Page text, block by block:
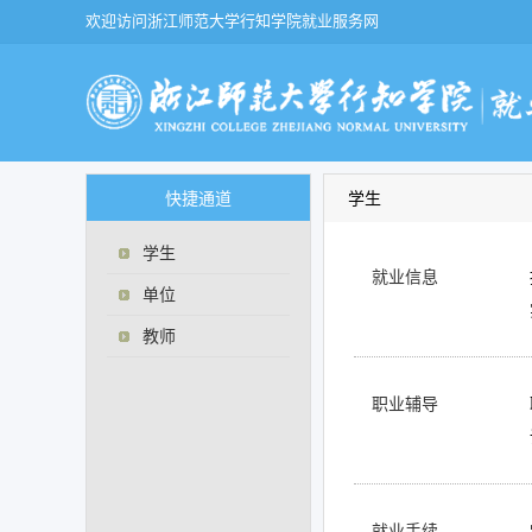
欢迎访问浙江师范大学行知学院就业服务网
快捷通道
学生
单位
教师
学生
就业信息
职业辅导